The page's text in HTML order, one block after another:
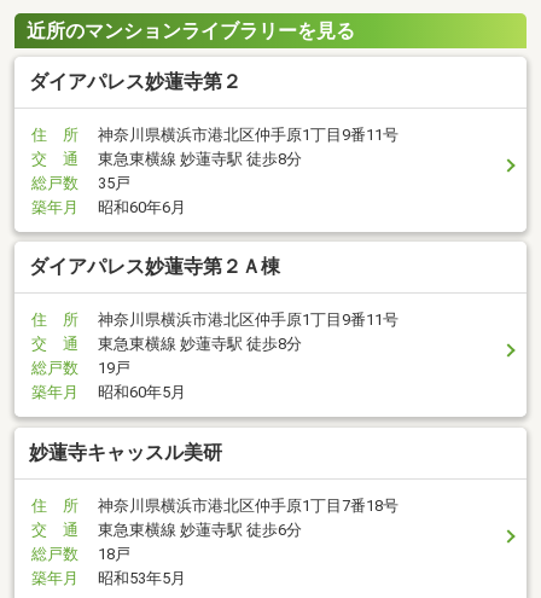
近所のマンションライブラリーを見る
ダイアパレス妙蓮寺第２
住 所
神奈川県横浜市港北区仲手原1丁目9番11号
交 通
東急東横線 妙蓮寺駅 徒歩8分
総戸数
35戸
築年月
昭和60年6月
ダイアパレス妙蓮寺第２Ａ棟
住 所
神奈川県横浜市港北区仲手原1丁目9番11号
交 通
東急東横線 妙蓮寺駅 徒歩8分
総戸数
19戸
築年月
昭和60年5月
妙蓮寺キャッスル美研
住 所
神奈川県横浜市港北区仲手原1丁目7番18号
交 通
東急東横線 妙蓮寺駅 徒歩6分
総戸数
18戸
築年月
昭和53年5月